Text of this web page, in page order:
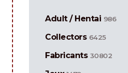
Adult / Hentai 986
Collectors 6425
Fabricants 30802